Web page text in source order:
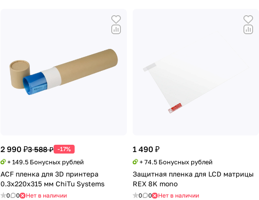
2 990 ₽3 588 ₽ -17%
+ 149.5 Бонусных рублей
ACF пленка для 3D принтера
0.3x220x315 мм ChiTu Systems
0 0 Нет в наличии
1 490 ₽
+ 74.5 Бонусных рублей
Защитная пленка для LCD матрицы
REX 8K mono
0 0 Нет в наличии